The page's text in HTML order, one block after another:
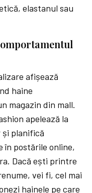
elastanul sau
afișează
haine
magazin din mall.
apelează la
planifică
în postările online,
Dacă ești printre
vei fi, cel mai
hainele pe care